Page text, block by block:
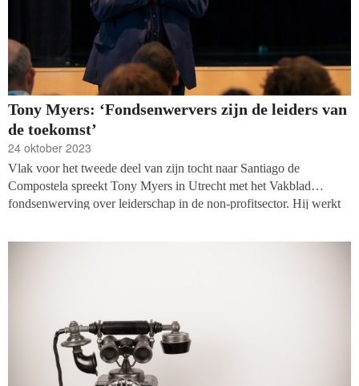
Tony Myers: ‘Fondsenwervers zijn de leiders van
de toekomst’
24 oktober 2023
Vlak voor het tweede deel van zijn tocht naar Santiago de
Compostela spreekt Tony Myers in Utrecht met het Vakblad
fondsenwerving over leiderschap in de non-profitsector. Hij werkt
fondsen te werven. Leiderschap ziet hij als ‘de opgave van deze